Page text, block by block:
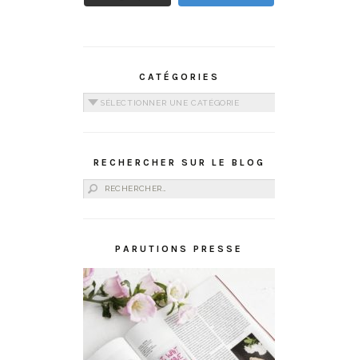
CATÉGORIES
Catégories
RECHERCHER SUR LE BLOG
Rechercher :
PARUTIONS PRESSE